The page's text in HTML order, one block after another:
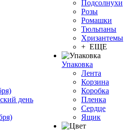
день
Подсолнухи
Розы
Ромашки
Тюльпаны
Хризантемы
+ ЕЩЕ
Упаковка
Лента
Корзина
Коробка
Пленка
Сердце
Ящик